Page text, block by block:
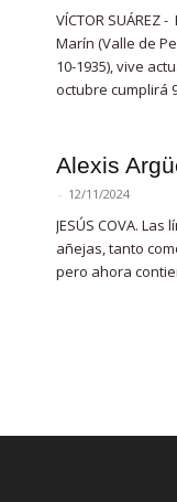
VÍCTOR
Marín (Valle de
10-1935), vive
octubre cumplirá
Alexis
- 12/11/2024
JESÚS COVA.
añejas, tanto
pero ahora